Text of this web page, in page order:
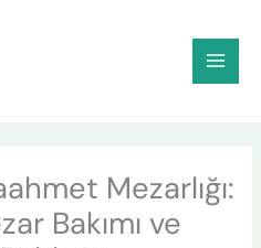
Mezarlığı:
Bakımı ve